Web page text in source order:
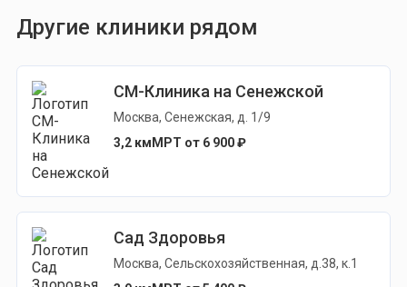
Другие клиники рядом
СМ-Клиника на Сенежской
Москва, Сенежская, д. 1/9
3,2 км МРТ от 6 900 ₽
Сад Здоровья
Москва, Сельскохозяйственная, д.38, к.1